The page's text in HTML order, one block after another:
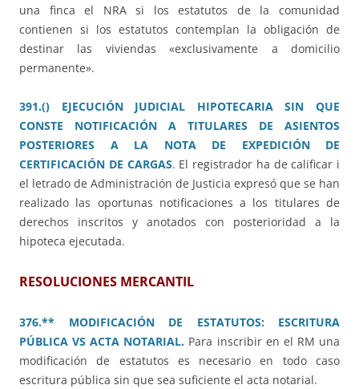
una finca el NRA si los estatutos de la comunidad
contienen si los estatutos contemplan la obligación de
destinar las viviendas «exclusivamente a domicilio
permanente».
391.() EJECUCIÓN JUDICIAL HIPOTECARIA SIN QUE
CONSTE NOTIFICACIÓN A TITULARES DE ASIENTOS
POSTERIORES A LA NOTA DE EXPEDICIÓN DE
CERTIFICACIÓN DE CARGAS. El registrador ha de calificar i
el letrado de Administración de Justicia expresó que se han
realizado las oportunas notificaciones a los titulares de
derechos inscritos y anotados con posterioridad a la
hipoteca ejecutada.
RESOLUCIONES MERCANTIL
376.** MODIFICACIÓN DE ESTATUTOS: ESCRITURA
PÚBLICA VS ACTA NOTARIAL. Para inscribir en el RM una
modificación de estatutos es necesario en todo caso
escritura pública sin que sea suficiente el acta notarial.